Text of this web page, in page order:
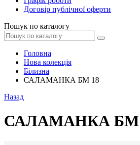
Договір публічної оферти
Пошук по каталогу
Головна
Нова колекція
Білизна
САЛАМАНКА БМ 18
Назад
САЛАМАНКА БМ